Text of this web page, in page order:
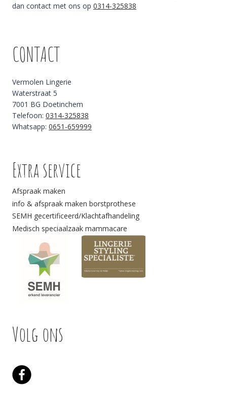
dan contact met ons op 0314-325838
CONTACT
Vermolen Lingerie
Waterstraat 5
7001 BG Doetinchem
Telefoon: 0314-325838
Whatsapp: 0651-659999
Extra service
Afspraak maken
info & afspraak maken borstprothese
SEMH gecertificeerd/Klachtafhandeling
Medisch speciaalzaak mammacare
Volg ons